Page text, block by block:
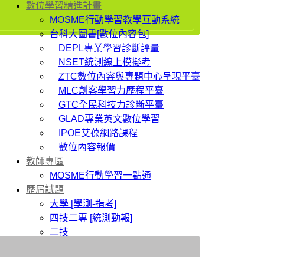
數位學習精進計畫
MOSME行動學習教學互動系統
台科大圖書[數位內容包]
DEPL專業學習診斷評量
NSET統測線上模擬考
ZTC數位內容與專題中心呈現平臺
MLC創客學習力歷程平臺
GTC全民科技力診斷平臺
GLAD專業英文數位學習
IPOE艾葆網路課程
數位內容報價
教師專區
MOSME行動學習一點通
歷屆試題
大學 [學測-指考]
四技二專 [統測勁報]
二技